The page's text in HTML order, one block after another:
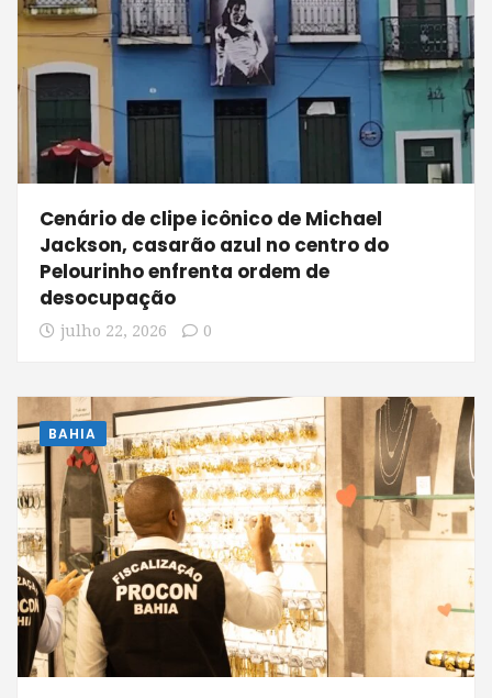
Cenário de clipe icônico de Michael
Jackson, casarão azul no centro do
Pelourinho enfrenta ordem de
desocupação
julho 22, 2026 0
BAHIA